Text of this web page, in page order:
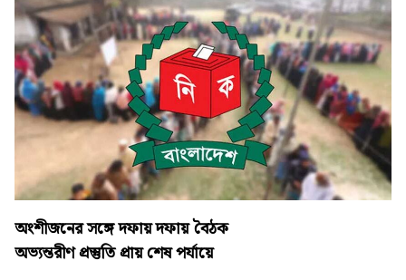
অংশীজনের সঙ্গে দফায় দফায় বৈঠক
অভ্যন্তরীণ প্রস্তুতি প্রায় শেষ পর্যায়ে